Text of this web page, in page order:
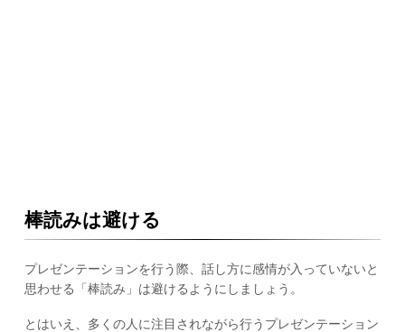
棒読みは避ける
プレゼンテーションを行う際、話し方に感情が入っていないと
思わせる「棒読み」は避けるようにしましょう。
とはいえ、多くの人に注目されながら行うプレゼンテーション